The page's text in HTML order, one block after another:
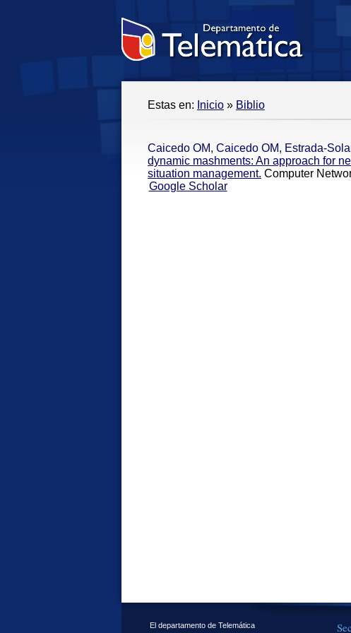
Estas en: Inicio » Biblio
Caicedo OM, Caicedo OM, Estrada-
dynamic mashments: An approach for
situation management. Computer
Google Scholar
El departamento de Telemática